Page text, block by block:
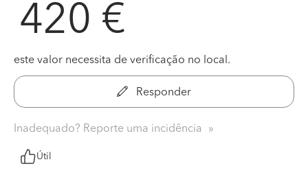
420 €
este valor necessita de verificação no local.
Responder
Inadequado? Reporte uma incidência
Útil